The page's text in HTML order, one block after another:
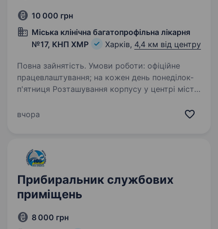
10 000 грн
Міська клінічна багатопрофільна лікарня
№17, КНП ХМР
Харків, 4,4 км від центру
Повна зайнятість. Умови роботи: офіційне
працевлаштування; на кожен день понеділок-
п'ятниця Розташування корпусу у центрі міста
вчора
Прибиральник службових
приміщень
8 000 грн